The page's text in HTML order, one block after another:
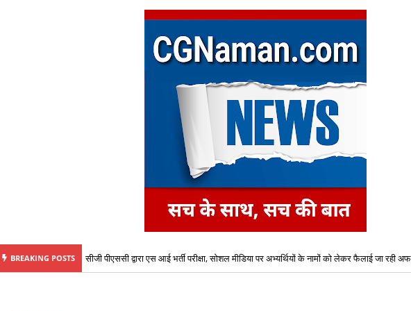
BREAKING POSTS
बहनों की राखियां समय पर भाइयों तक पहुंचाने के लिए डाक विभाग की विशेष व्यवस्था, बनाए गए विशेष